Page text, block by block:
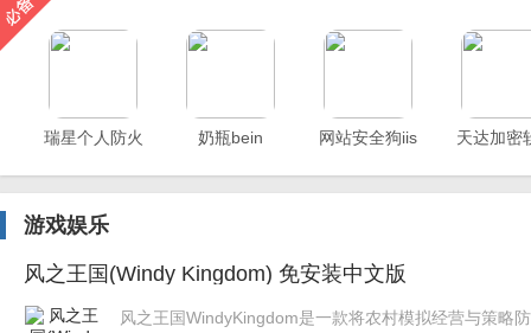
瑞星个人防火
奶瓶bein
网站安全狗iis
天达加密
游戏娱乐
风之王国(Windy Kingdom) 免安装中文版
风之王国WindyKingdom是一款将农村模拟经营与策略